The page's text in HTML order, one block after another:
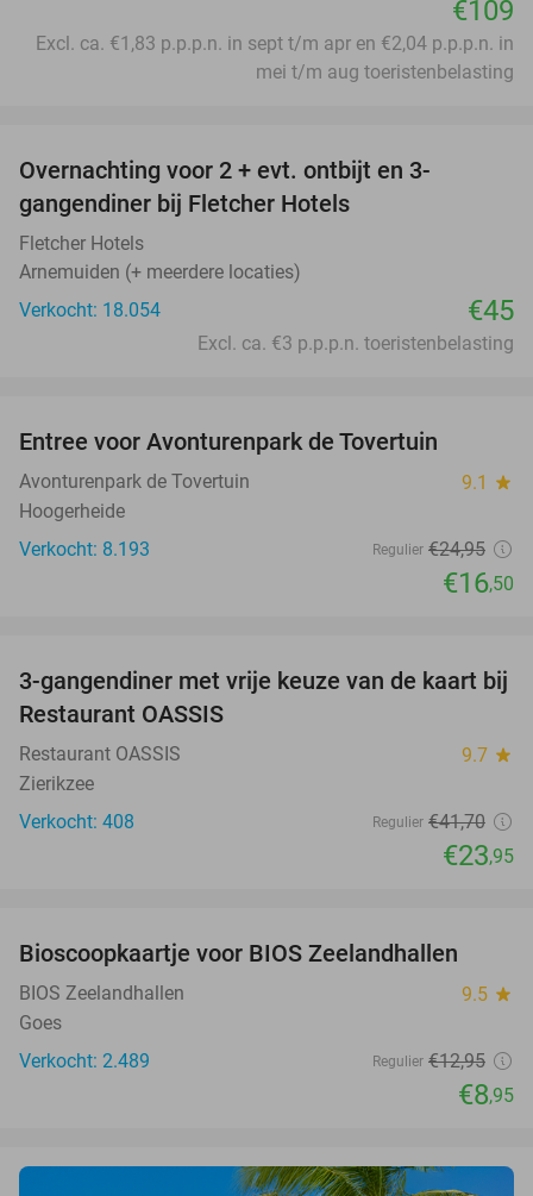
€109
Excl. ca. €1,83 p.p.p.n. in sept t/m apr en €2,04 p.p.p.n. in
mei t/m aug toeristenbelasting
Overnachting voor 2 + evt. ontbijt en 3-
gangendiner bij Fletcher Hotels
Fletcher Hotels
Arnemuiden (+ meerdere locaties)
Verkocht: 18.054
€45
Excl. ca. €3 p.p.p.n. toeristenbelasting
Entree voor Avonturenpark de Tovertuin
Avonturenpark de Tovertuin 9.1 star
Hoogerheide
Verkocht: 8.193
Regulier €24,95
€16,50
43%
3-gangendiner met vrije keuze van de kaart bij
Restaurant OASSIS
Restaurant OASSIS 9.7 star
Zierikzee
Verkocht: 408
Regulier €41,70
€23,95
Bioscoopkaartje voor BIOS Zeelandhallen
BIOS Zeelandhallen 9.5 star
Goes
Verkocht: 2.489
Regulier €12,95
€8,95